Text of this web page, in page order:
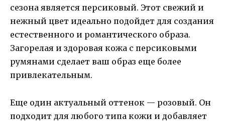
сезона является персиковый. Этот свежий и
нежный цвет идеально подойдет для создания
естественного и романтического образа.
Загорелая и здоровая кожа с персиковыми
румянами сделает ваш образ еще более
привлекательным.
Еще один актуальный оттенок — розовый. Он
подходит для любого типа кожи и добавляет